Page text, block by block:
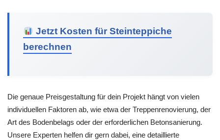
Jetzt Kosten für Steinteppiche
berechnen
Die genaue Preisgestaltung für dein Projekt hängt von vielen
individuellen Faktoren ab, wie etwa der Treppenrenovierung, der
Art des Bodenbelags oder der erforderlichen Betonsanierung.
Unsere Experten helfen dir gern dabei, eine detaillierte